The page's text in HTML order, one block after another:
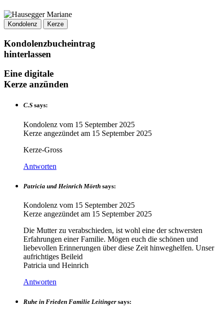
Kondolenz Kerze
Kondolenzbucheintrag
hinterlassen
Eine digitale
Kerze anzünden
C.S says:
Kondolenz vom 15 September 2025
Kerze angezündet am 15 September 2025
Kerze-Gross
Antworten
Patricia und Heinrich Mörth says:
Kondolenz vom 15 September 2025
Kerze angezündet am 15 September 2025
Die Mutter zu verabschieden, ist wohl eine der schwersten
Erfahrungen einer Familie. Mögen euch die schönen und
liebevollen Erinnerungen über diese Zeit hinweghelfen. Unser
aufrichtiges Beileid
Patricia und Heinrich
Antworten
Ruhe in Frieden Familie Leitinger says: